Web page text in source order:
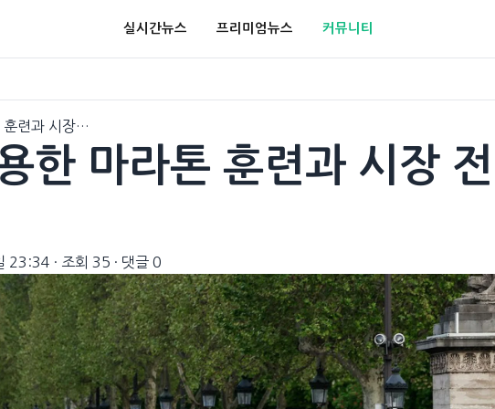
실시간뉴스 프리미엄뉴스 커뮤니티
훈련과 시장…
한 마라톤 훈련과 시장 전
23:34 · 조회 35 · 댓글 0